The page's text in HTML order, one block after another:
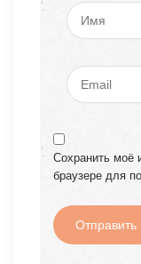
Сохранить моё
браузере для